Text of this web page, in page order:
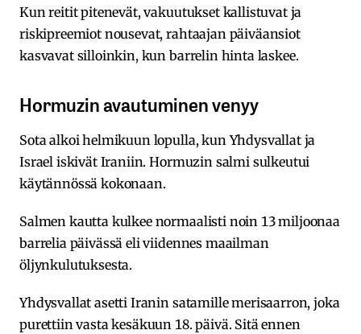
Kun reitit pitenevät, vakuutukset kallistuvat ja
riskipreemiot nousevat, rahtaajan päiväansiot
kasvavat silloinkin, kun barrelin hinta laskee.
Hormuzin avautuminen venyy
Sota alkoi helmikuun lopulla, kun Yhdysvallat ja
Israel iskivät Iraniin. Hormuzin salmi sulkeutui
käytännössä kokonaan.
Salmen kautta kulkee normaalisti noin 13 miljoonaa
barrelia päivässä eli viidennes maailman
öljynkulutuksesta.
Yhdysvallat asetti Iranin satamille merisaarron, joka
purettiin vasta kesäkuun 18. päivä. Sitä ennen